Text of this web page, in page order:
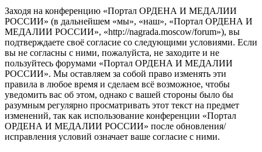
Заходя на конференцию «Портал ОРДЕНА И МЕДАЛИИ
РОССИИ» (в дальнейшем «мы», «наш», «Портал ОРДЕНА И
МЕДАЛИИ РОССИИ», «http://nagrada.moscow/forum»), вы
подтверждаете своё согласие со следующими условиями. Если
вы не согласны с ними, пожалуйста, не заходите и не
пользуйтесь форумами «Портал ОРДЕНА И МЕДАЛИИ
РОССИИ». Мы оставляем за собой право изменять эти
правила в любое время и сделаем всё возможное, чтобы
уведомить вас об этом, однако с вашей стороны было бы
разумным регулярно просматривать этот текст на предмет
изменений, так как использование конференции «Портал
ОРДЕНА И МЕДАЛИИ РОССИИ» после обновления/
исправления условий означает ваше согласие с ними.